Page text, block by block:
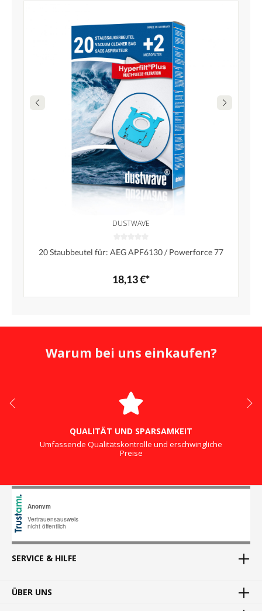
DUSTWAVE
20 Staubbeutel für: AEG APF6130 / Powerforce 77
18,13 €*
Warum bei uns einkaufen?
QUALITÄT UND SPARSAMKEIT
Umfassende Qualitätskontrolle und erschwingliche
Preise
SERVICE & HILFE
ÜBER UNS